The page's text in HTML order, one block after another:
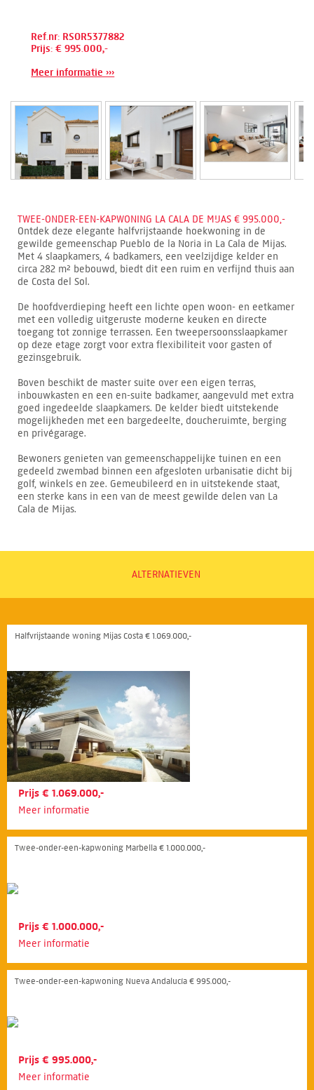
Ref.nr: RSOR5377882
Prijs: € 995.000,-
Meer informatie ›››
TWEE-ONDER-EEN-KAPWONING LA CALA DE MIJAS € 995.000,-
Ontdek deze elegante halfvrijstaande hoekwoning in de
gewilde gemeenschap Pueblo de la Noria in La Cala de Mijas.
Met 4 slaapkamers, 4 badkamers, een veelzijdige kelder en
circa 282 m² bebouwd, biedt dit een ruim en verfijnd thuis aan
de Costa del Sol.
De hoofdverdieping heeft een lichte open woon- en eetkamer
met een volledig uitgeruste moderne keuken en directe
toegang tot zonnige terrassen. Een tweepersoonsslaapkamer
op deze etage zorgt voor extra flexibiliteit voor gasten of
gezinsgebruik.
Boven beschikt de master suite over een eigen terras,
inbouwkasten en een en-suite badkamer, aangevuld met extra
goed ingedeelde slaapkamers. De kelder biedt uitstekende
mogelijkheden met een bargedeelte, doucheruimte, berging
en privégarage.
Bewoners genieten van gemeenschappelijke tuinen en een
gedeeld zwembad binnen een afgesloten urbanisatie dicht bij
golf, winkels en zee. Gemeubileerd en in uitstekende staat,
een sterke kans in een van de meest gewilde delen van La
Cala de Mijas.
ALTERNATIEVEN
Halfvrijstaande woning Mijas Costa € 1.069.000,-
Prijs € 1.069.000,-
Meer informatie
Twee-onder-een-kapwoning Marbella € 1.000.000,-
Prijs € 1.000.000,-
Meer informatie
Twee-onder-een-kapwoning Nueva Andalucía € 995.000,-
Prijs € 995.000,-
Meer informatie